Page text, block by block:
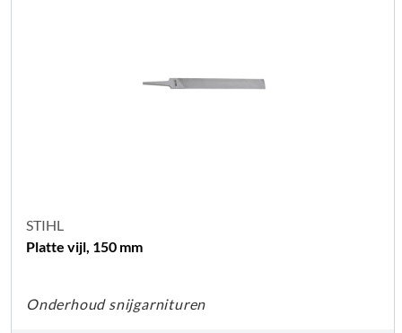
STIHL
Platte vijl, 150 mm
Onderhoud snijgarnituren